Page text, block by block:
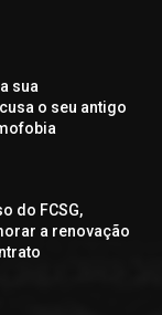
sua
o seu antigo
do FCSG,
a renovação